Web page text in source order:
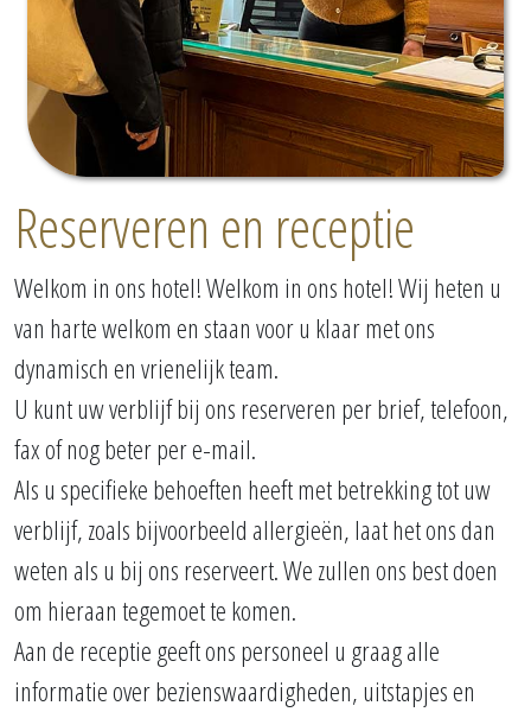
Reserveren en receptie
Welkom in ons hotel! Welkom in ons hotel! Wij heten u
van harte welkom en staan voor u klaar met ons
dynamisch en vrienelijk team.
U kunt uw verblijf bij ons reserveren per brief, telefoon,
fax of nog beter per e-mail.
Als u specifieke behoeften heeft met betrekking tot uw
verblijf, zoals bijvoorbeeld allergieën, laat het ons dan
weten als u bij ons reserveert. We zullen ons best doen
om hieraan tegemoet te komen.
Aan de receptie geeft ons personeel u graag alle
informatie over bezienswaardigheden, uitstapjes en